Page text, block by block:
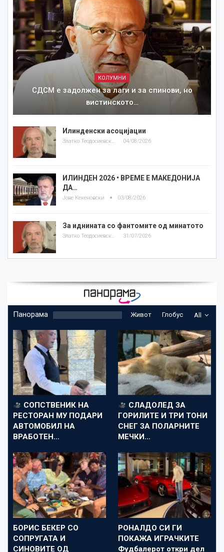
КОЛУМНИ
СДСМ е задолжен за лаги и за спинови, но
вистинското…
Илинденски асоцијации
Златко Теодосиевски 04/08/2026
ИЛИНДЕН 2026 • ВРЕМЕ Е МАКЕДОНИЈА
ДА…
Јове Кекеновски 03/08/2026
За иднината со фантомите од минатото
Златко Теодосиевски 31/07/2026
All
Панорама Глобус
Живот
СОПСТВЕНИК НА
РЕСТОРАН МУ ПОДАРИ
АВТОМОБИЛ НА
ВРАБОТЕН…
СЛАДОЛЕД ЗА
ГОРИЛИТЕ И ТРИ ТОНИ
СНЕГ ЗА ПОЛАРНИТЕ
МЕЧКИ…
БОРИС БЕКЕР СО
СОПРУГАТА И
СИНОВИТЕ ОД
РОНАЛДО СИ ГИ
ПОКАЖА ИГРАЧКИТЕ
Фудбалерот откри дел